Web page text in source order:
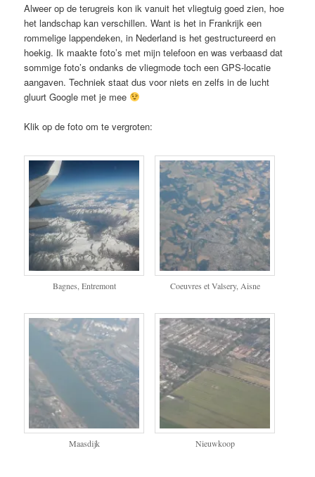
Alweer op de terugreis kon ik vanuit het vliegtuig goed zien, hoe
het landschap kan verschillen. Want is het in Frankrijk een
rommelige lappendeken, in Nederland is het gestructureerd en
hoekig. Ik maakte foto’s met mijn telefoon en was verbaasd dat
sommige foto’s ondanks de vliegmode toch een GPS-locatie
aangaven. Techniek staat dus voor niets en zelfs in de lucht
gluurt Google met je mee
Klik op de foto om te vergroten:
Bagnes, Entremont Coeuvres et Valsery, Aisne
Maasdijk Nieuwkoop